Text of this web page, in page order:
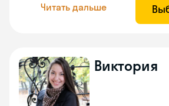
Читать дальше
Виктория